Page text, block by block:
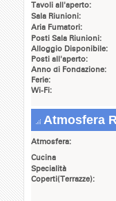
Tavoli all'aperto:
Sala Riunioni:
Aria Fumatori:
Posti Sala Riunioni:
Alloggio Disponibile:
Posti all'aperto:
Anno di Fondazione:
Ferie:
Wi-Fi:
Atmosfera
Atmosfera:
Cucina
Specialità
Coperti(Terrazze):